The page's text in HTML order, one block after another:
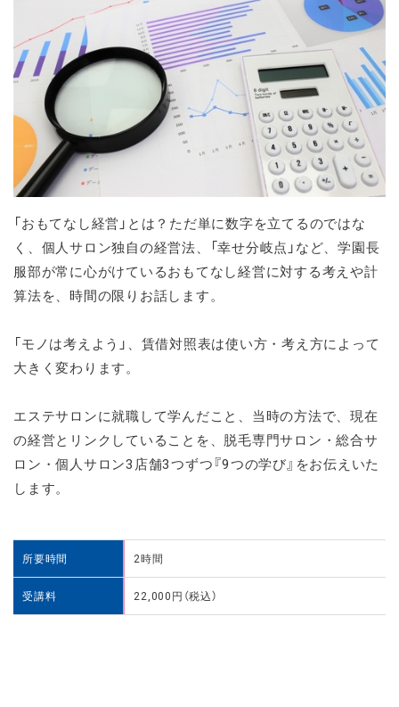
「おもてなし経営」とは？ただ単に数字を立てるのではな
く、個人サロン独自の経営法、「幸せ分岐点」など、学園長
服部が常に心がけているおもてなし経営に対する考えや計
算法を、時間の限りお話します。
「モノは考えよう」、賃借対照表は使い方・考え方によって
大きく変わります。
エステサロンに就職して学んだこと、当時の方法で、現在
の経営とリンクしていることを、脱毛専門サロン・総合サ
ロン・個人サロン3店舗3つずつ『9つの学び』をお伝えいた
します。
所要時間 2時間
受講料 22,000円（税込）